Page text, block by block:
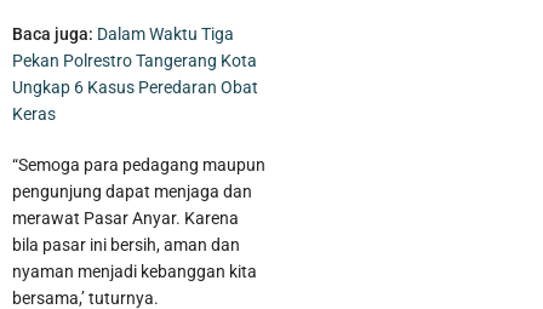
Baca juga: Dalam Waktu Tiga
Pekan Polrestro Tangerang Kota
Ungkap 6 Kasus Peredaran Obat
Keras
“Semoga para pedagang maupun
pengunjung dapat menjaga dan
merawat Pasar Anyar. Karena
bila pasar ini bersih, aman dan
nyaman menjadi kebanggan kita
bersama,’ tuturnya.